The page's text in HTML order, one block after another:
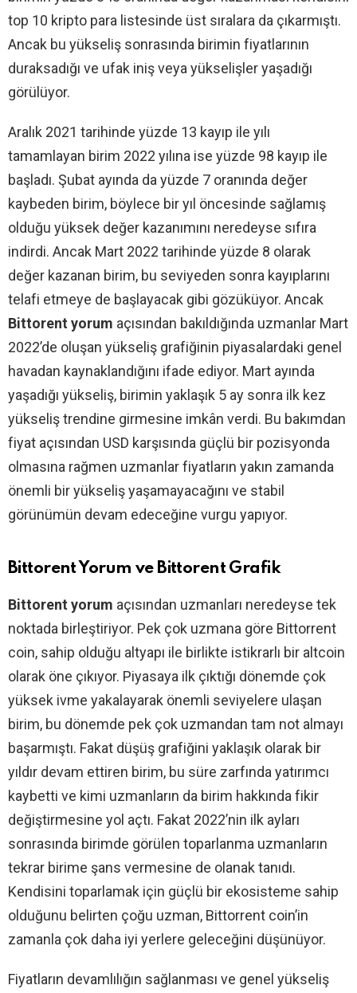
top 10 kripto para listesinde üst sıralara da çıkarmıştı.
Ancak bu yükseliş sonrasında birimin fiyatlarının
duraksadığı ve ufak iniş veya yükselişler yaşadığı
görülüyor.
Aralık 2021 tarihinde yüzde 13 kayıp ile yılı
tamamlayan birim 2022 yılına ise yüzde 98 kayıp ile
başladı. Şubat ayında da yüzde 7 oranında değer
kaybeden birim, böylece bir yıl öncesinde sağlamış
olduğu yüksek değer kazanımını neredeyse sıfıra
indirdi. Ancak Mart 2022 tarihinde yüzde 8 olarak
değer kazanan birim, bu seviyeden sonra kayıplarını
telafi etmeye de başlayacak gibi gözüküyor. Ancak
Bittorent yorum açısından bakıldığında uzmanlar Mart
2022’de oluşan yükseliş grafiğinin piyasalardaki genel
havadan kaynaklandığını ifade ediyor. Mart ayında
yaşadığı yükseliş, birimin yaklaşık 5 ay sonra ilk kez
yükseliş trendine girmesine imkân verdi. Bu bakımdan
fiyat açısından USD karşısında güçlü bir pozisyonda
olmasına rağmen uzmanlar fiyatların yakın zamanda
önemli bir yükseliş yaşamayacağını ve stabil
görünümün devam edeceğine vurgu yapıyor.
Bittorent Yorum ve Bittorent Grafik
Bittorent yorum açısından uzmanları neredeyse tek
noktada birleştiriyor. Pek çok uzmana göre Bittorrent
coin, sahip olduğu altyapı ile birlikte istikrarlı bir altcoin
olarak öne çıkıyor. Piyasaya ilk çıktığı dönemde çok
yüksek ivme yakalayarak önemli seviyelere ulaşan
birim, bu dönemde pek çok uzmandan tam not almayı
başarmıştı. Fakat düşüş grafiğini yaklaşık olarak bir
yıldır devam ettiren birim, bu süre zarfında yatırımcı
kaybetti ve kimi uzmanların da birim hakkında fikir
değiştirmesine yol açtı. Fakat 2022’nin ilk ayları
sonrasında birimde görülen toparlanma uzmanların
tekrar birime şans vermesine de olanak tanıdı.
Kendisini toparlamak için güçlü bir ekosisteme sahip
olduğunu belirten çoğu uzman, Bittorrent coin’in
zamanla çok daha iyi yerlere geleceğini düşünüyor.
Fiyatların devamlılığın sağlanması ve genel yükseliş